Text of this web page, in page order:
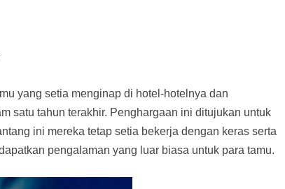
yang setia menginap di hotel-hotelnya dan
satu tahun terakhir. Penghargaan ini ditujukan untuk
ini mereka tetap setia bekerja dengan keras serta
pengalaman yang luar biasa untuk para tamu.